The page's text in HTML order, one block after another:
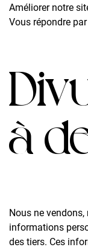
Améliorer notre
Vous répondre
à
Nous ne
informations
des tiers. Ces